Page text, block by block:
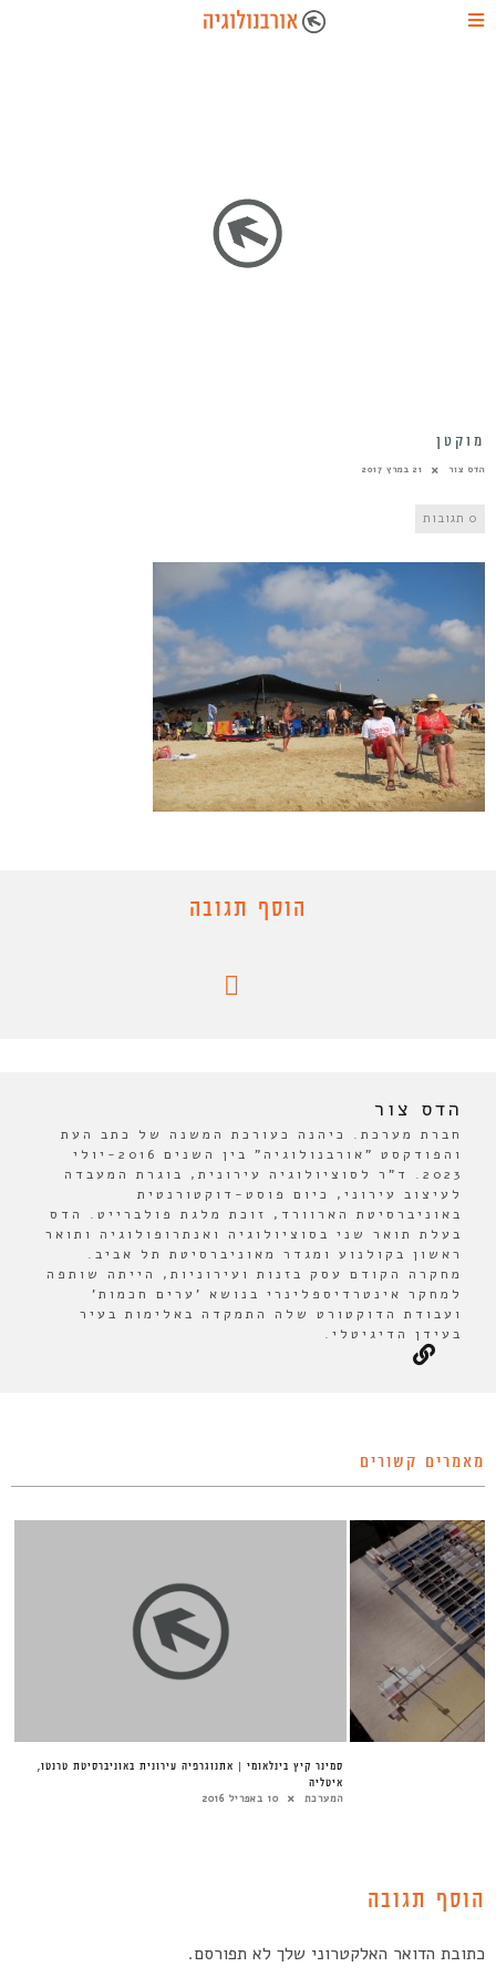
מוקטן
הדס צור 21 במרץ 2017
0 תגובות
הוסף תגובה
הדס צור
חברת מערכת. כיהנה כעורכת המשנה של כתב העת
והפודקסט "אורבנולוגיה" בין השנים 2016-יולי
2023. ד"ר לסוציולוגיה עירונית, בוגרת המעבדה
לעיצוב עירוני, כיום פוסט-דוקטורנטית
באוניברסיטת הארוורד, זוכת מלגת פולברייט. הדס
בעלת תואר שני בסוציולוגיה ואנתרופולוגיה ותואר
ראשון בקולנוע ומגדר מאוניברסיטת תל אביב.
מחקרה הקודם עסק בזנות ועירוניות, הייתה שותפה
למחקר אינטרדיספלינרי בנושא 'ערים חכמות'
ועבודת הדוקטורט שלה התמקדה באלימות בעיר
בעידן הדיגיטלי.
מאמרים קשורים
סמינר קיץ בינלאומי | אתנוגרפיה עירונית באוניברסיטת טרנטו,
איטליה
המערכת 10 באפריל 2016
הוסף תגובה
כתובת הדואר האלקטרוני שלך לא תפורסם.